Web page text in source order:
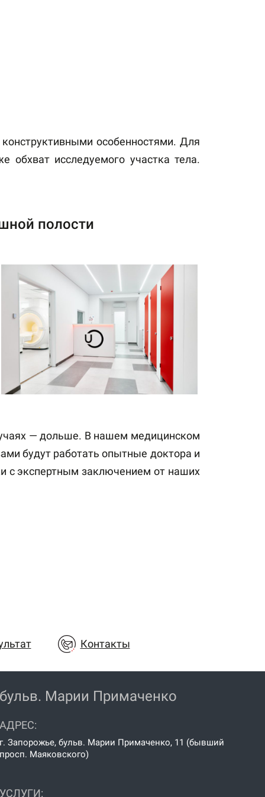
особенностями. Для
исследуемого участка тела.
полости
— дольше. В нашем медицинском
будут работать опытные доктора и
с экспертным заключением от наших
Контакты
бульв. Марии Примаченко
АДРЕС:
г. Запорожье, бульв. Марии Примаченко, 11 (бывший
просп. Маяковского)
УСЛУГИ: